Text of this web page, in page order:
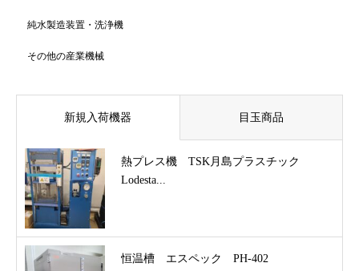
純水製造装置・洗浄機
その他の産業機械
新規入荷機器 目玉商品
熱プレス機 TSK月島プラスチック
Lodesta...
恒温槽 エスペック PH-402